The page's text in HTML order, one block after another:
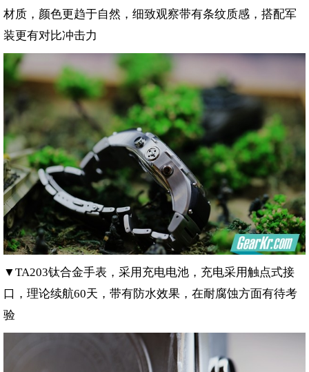
材质，颜色更趋于自然，细致观察带有条纹质感，搭配军
装更有对比冲击力
▼TA203钛合金手表，采用充电电池，充电采用触点式接
口，理论续航60天，带有防水效果，在耐腐蚀方面有待考
验